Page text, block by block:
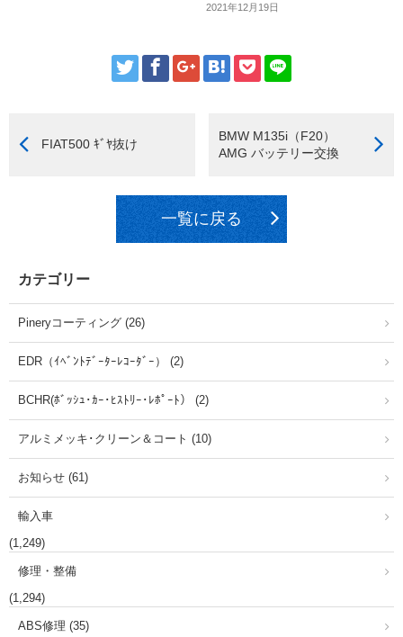
2021年12月19日
FIAT500 ｷﾞﾔ抜け
BMW M135i（F20）
AMG バッテリー交換
一覧に戻る
カテゴリー
Pineryコーティング (26)
EDR（ｲﾍﾞﾝﾄﾃﾞｰﾀｰﾚｺｰﾀﾞｰ） (2)
BCHR(ﾎﾞｯｼｭ･ｶｰ･ﾋｽﾄﾘｰ･ﾚﾎﾟｰﾄ） (2)
アルミメッキ･クリーン＆コート (10)
お知らせ (61)
輸入車
(1,249)
修理・整備
(1,294)
ABS修理 (35)